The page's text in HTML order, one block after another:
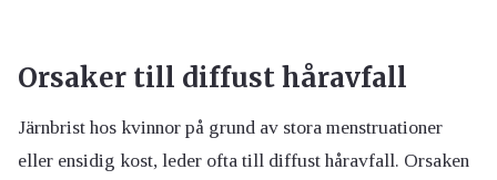
Orsaker till diffust håravfall
Järnbrist hos kvinnor på grund av stora menstruationer
eller ensidig kost, leder ofta till diffust håravfall. Orsaken